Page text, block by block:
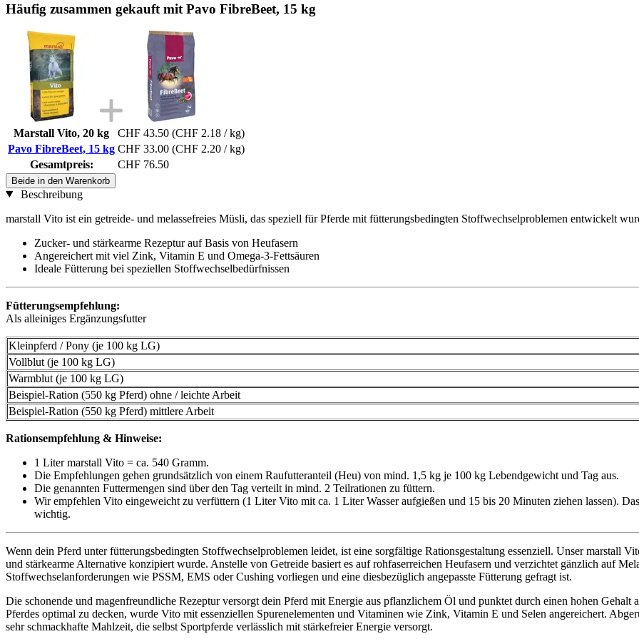
Häufig zusammen gekauft mit Pavo FibreBeet, 15 kg
Marstall Vito, 20 kg CHF 43.50 (CHF 2.18 / kg)
Pavo FibreBeet, 15 kg CHF 33.00 (CHF 2.20 / kg)
Gesamtpreis:
CHF 76.50
Beide in den Warenkorb
Beschreibung
marstall Vito ist ein getreide- und melassefreies Müsli, das speziell für Pferde mit fütterungsbedingten Stoffwechselproblemen entwickelt
Zucker- und stärkearme Rezeptur auf Basis von Heufasern
Angereichert mit viel Zink, Vitamin E und Omega-3-Fettsäuren
Ideale Fütterung bei speziellen Stoffwechselbedürfnissen
Fütterungsempfehlung:
Als alleiniges Ergänzungsfutter
Kleinpferd / Pony (je 100 kg LG)
Vollblut (je 100 kg LG)
Warmblut (je 100 kg LG)
Beispiel-Ration (550 kg Pferd) ohne / leichte Arbeit
Beispiel-Ration (550 kg Pferd) mittlere Arbeit
Rationsempfehlung & Hinweise:
1 Liter marstall Vito = ca. 540 Gramm.
Die Empfehlungen gehen grundsätzlich von einem Raufutteranteil (Heu) von mind. 1,5 kg je 100 kg Lebendgewicht und Tag aus.
Die genannten Futtermengen sind über den Tag verteilt in mind. 2 Teilrationen zu füttern.
Wir empfehlen Vito eingeweicht zu verfüttern (1 Liter Vito mit ca. 1 Liter Wasser aufgießen und 15 bis 20 Minuten ziehen lassen).
wichtig.
Wenn dein Pferd unter fütterungsbedingten Stoffwechselproblemen leidet, ist eine sorgfältige Rationsgestaltung essenziell. Unser marstall
und stärkearme Alternative konzipiert wurde. Anstelle von Getreide basiert es auf rohfaserreichen Heufasern und verzichtet gänzlich auf
Stoffwechselanforderungen wie PSSM, EMS oder Cushing vorliegen und eine diesbezüglich angepasste Fütterung gefragt ist.
Die schonende und magenfreundliche Rezeptur versorgt dein Pferd mit Energie aus pflanzlichem Öl und punktet durch einen hohen
Pferdes optimal zu decken, wurde Vito mit essenziellen Spurenelementen und Vitaminen wie Zink, Vitamin E und Selen angereichert.
sehr schmackhafte Mahlzeit, die selbst Sportpferde verlässlich mit stärkefreier Energie versorgt.